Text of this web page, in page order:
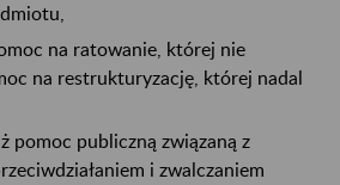
na ratowanie, której nie
na restrukturyzację, której nadal
pomoc publiczną związaną z
i zwalczaniem